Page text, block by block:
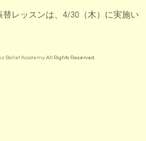
レッスンは、4/30（木）に実施い
Ballet Academy. All Rights Reserved.